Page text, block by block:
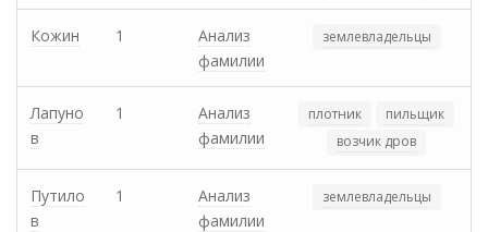
Кожин 1
Анализ
фамилии
землевладельцы
Лапуно
в
1
Анализ
фамилии
плотник
пильщик
возчик дров
Путило
в
1
Анализ
фамилии
землевладельцы